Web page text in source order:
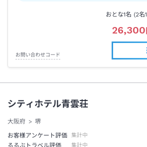
おとな1名 (2名
26,300
お問い合わせコード
シティホテル青雲荘
大阪府
堺
お客様アンケート評価
集計中
集計中